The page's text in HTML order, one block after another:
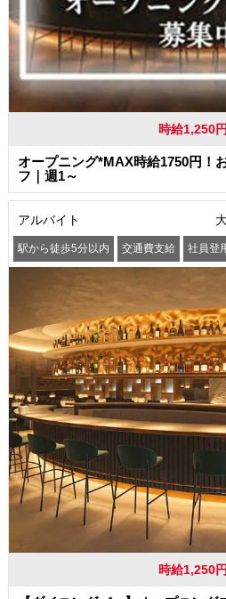
時給1,250
オープニング*MAX時給1750円！
フ｜週1～
アルバイト
駅から徒歩5分以内 交通費支給 社員登
時給1,250